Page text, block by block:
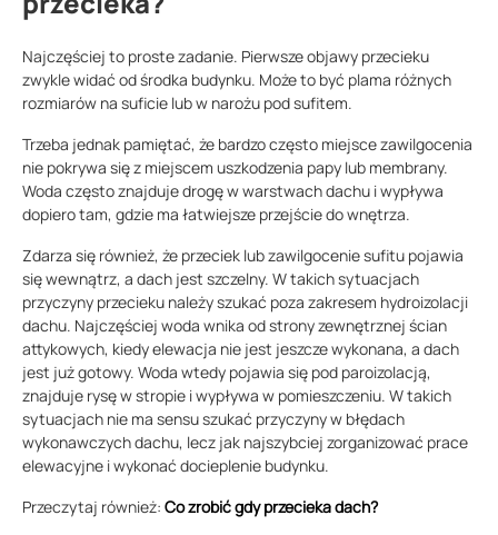
Najczęściej to proste zadanie. Pierwsze objawy przecieku
zwykle widać od środka budynku. Może to być plama różnych
rozmiarów na suficie lub w narożu pod sufitem.
Trzeba jednak pamiętać, że bardzo często miejsce zawilgocenia
nie pokrywa się z miejscem uszkodzenia papy lub membrany.
Woda często znajduje drogę w warstwach dachu i wypływa
dopiero tam, gdzie ma łatwiejsze przejście do wnętrza.
Zdarza się również, że przeciek lub zawilgocenie sufitu pojawia
się wewnątrz, a dach jest szczelny. W takich sytuacjach
przyczyny przecieku należy szukać poza zakresem hydroizolacji
dachu. Najczęściej woda wnika od strony zewnętrznej ścian
attykowych, kiedy elewacja nie jest jeszcze wykonana, a dach
jest już gotowy. Woda wtedy pojawia się pod paroizolacją,
znajduje rysę w stropie i wypływa w pomieszczeniu. W takich
sytuacjach nie ma sensu szukać przyczyny w błędach
wykonawczych dachu, lecz jak najszybciej zorganizować prace
elewacyjne i wykonać docieplenie budynku.
Przeczytaj również: Co zrobić gdy przecieka dach?